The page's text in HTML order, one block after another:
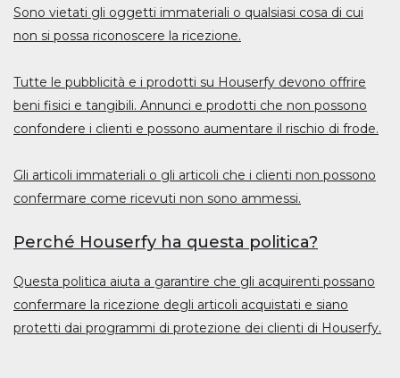
Sono vietati gli oggetti immateriali o qualsiasi cosa di cui
non si possa riconoscere la ricezione.
Tutte le pubblicità e i prodotti su Houserfy devono offrire
beni fisici e tangibili. Annunci e prodotti che non possono
confondere i clienti e possono aumentare il rischio di frode.
Gli articoli immateriali o gli articoli che i clienti non possono
confermare come ricevuti non sono ammessi.
Perché Houserfy ha questa politica?
Questa politica aiuta a garantire che gli acquirenti possano
confermare la ricezione degli articoli acquistati e siano
protetti dai programmi di protezione dei clienti di Houserfy.